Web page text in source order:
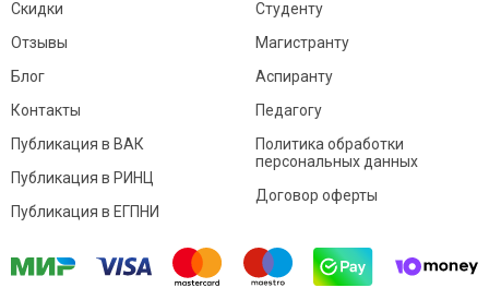
Скидки
Отзывы
Блог
Контакты
Студенту
Магистранту
Аспиранту
Педагогу
Публикация в ВАК
Публикация в РИНЦ
Публикация в ЕГПНИ
Политика обработки
персональных данных
Договор оферты